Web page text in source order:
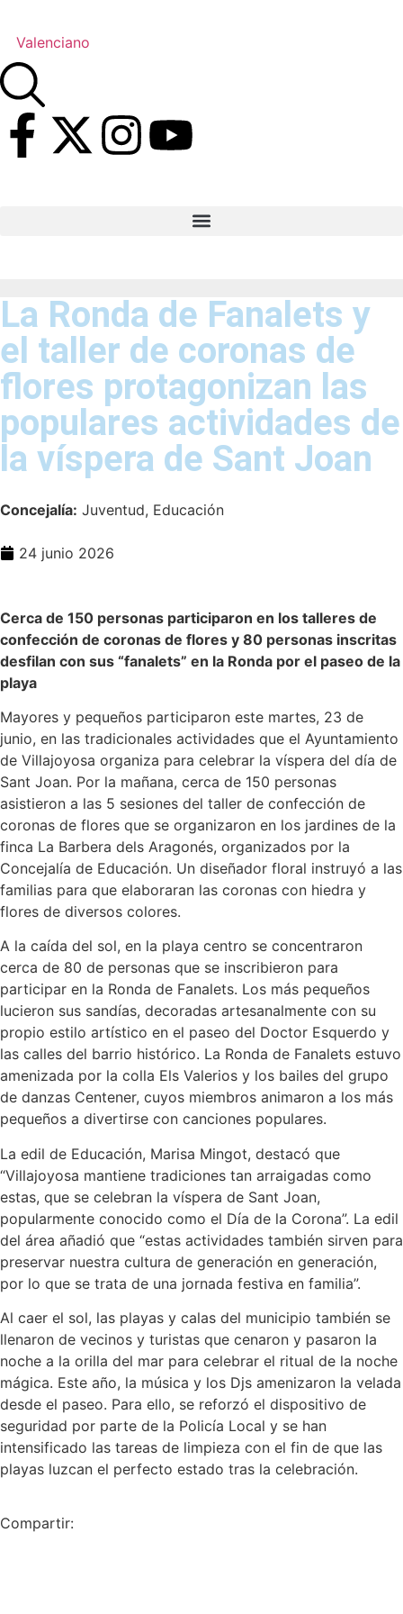
Valenciano
La Ronda de Fanalets y
el taller de coronas de
flores protagonizan las
populares actividades de
la víspera de Sant Joan
Concejalía: Juventud, Educación
24 junio 2026
Cerca de 150 personas participaron en los talleres de
confección de coronas de flores y 80 personas inscritas
desfilan con sus “fanalets” en la Ronda por el paseo de la
playa
Mayores y pequeños participaron este martes, 23 de
junio, en las tradicionales actividades que el Ayuntamiento
de Villajoyosa organiza para celebrar la víspera del día de
Sant Joan. Por la mañana, cerca de 150 personas
asistieron a las 5 sesiones del taller de confección de
coronas de flores que se organizaron en los jardines de la
finca La Barbera dels Aragonés, organizados por la
Concejalía de Educación. Un diseñador floral instruyó a las
familias para que elaboraran las coronas con hiedra y
flores de diversos colores.
A la caída del sol, en la playa centro se concentraron
cerca de 80 de personas que se inscribieron para
participar en la Ronda de Fanalets. Los más pequeños
lucieron sus sandías, decoradas artesanalmente con su
propio estilo artístico en el paseo del Doctor Esquerdo y
las calles del barrio histórico. La Ronda de Fanalets estuvo
amenizada por la colla Els Valerios y los bailes del grupo
de danzas Centener, cuyos miembros animaron a los más
pequeños a divertirse con canciones populares.
La edil de Educación, Marisa Mingot, destacó que
“Villajoyosa mantiene tradiciones tan arraigadas como
estas, que se celebran la víspera de Sant Joan,
popularmente conocido como el Día de la Corona”. La edil
del área añadió que “estas actividades también sirven para
preservar nuestra cultura de generación en generación,
por lo que se trata de una jornada festiva en familia”.
Al caer el sol, las playas y calas del municipio también se
llenaron de vecinos y turistas que cenaron y pasaron la
noche a la orilla del mar para celebrar el ritual de la noche
mágica. Este año, la música y los Djs amenizaron la velada
desde el paseo. Para ello, se reforzó el dispositivo de
seguridad por parte de la Policía Local y se han
intensificado las tareas de limpieza con el fin de que las
playas luzcan el perfecto estado tras la celebración.
Compartir: